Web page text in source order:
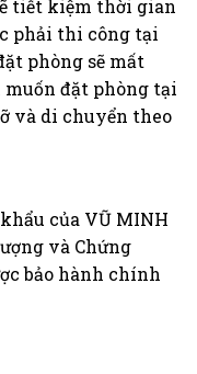
tiết kiệm thời gian
phải thi công tại
phòng sẽ mất
muốn đặt phòng tại
và di chuyển theo
của VŨ MINH
và Chứng
bảo hành chính